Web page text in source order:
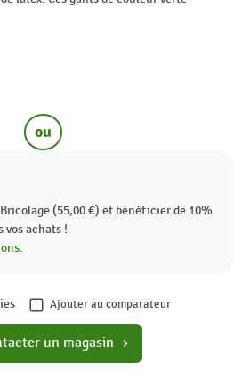
ou
(55,00 €) et bénéficier de 10%
vos achats !
Ajouter au comparateur
un magasin chevron_right